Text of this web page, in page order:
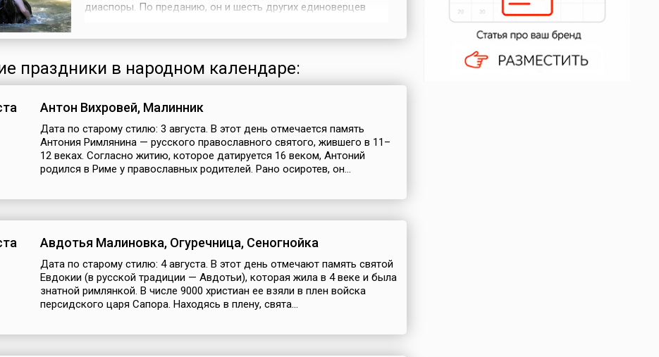
диаспоры. По преданию, он и шесть других единоверцев
ограничивалась возложенным на него служе...
праздники в народном календаре:
Антон Вихровей, Малинник
Дата по старому стилю: 3 августа. В этот день отмечается память
Антония Римлянина — русского православного святого, жившего в 11–
12 веках. Согласно житию, которое датируется 16 веком, Антоний
родился в Риме у православных родителей. Рано осиротев, он...
Авдотья Малиновка, Огуречница, Сеногнойка
Дата по старому стилю: 4 августа. В этот день отмечают память святой
Евдокии (в русской традиции — Авдотьи), которая жила в 4 веке и была
знатной римлянкой. В числе 9000 христиан ее взяли в плен войска
персидского царя Сапора. Находясь в плену, свята...